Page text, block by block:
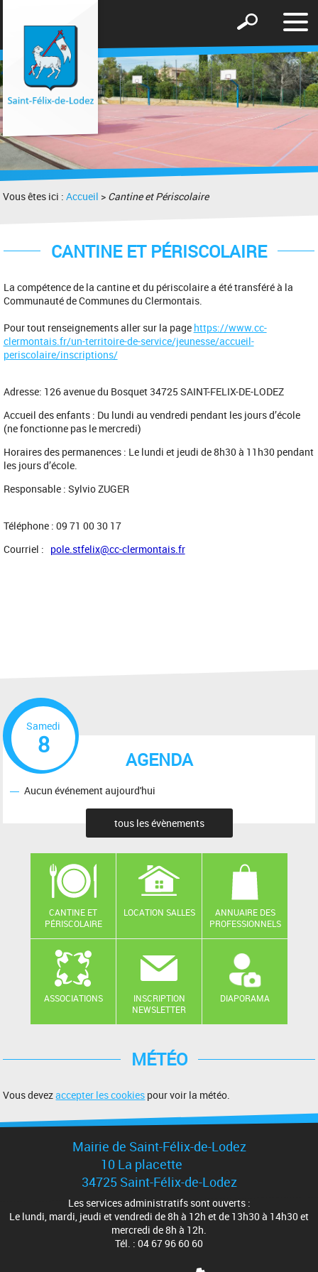
le
Afficher
formulaire
de
recherche
Vous êtes ici :Accueil > Cantine et Périscolaire
CANTINE ET PÉRISCOLAIRE
La compétence de la cantine et du périscolaire a été transféré à la
Communauté de Communes du Clermontais.
Pour tout renseignements aller sur la page https://www.cc-
clermontais.fr/un-territoire-de-service/jeunesse/accueil-
periscolaire/inscriptions/
Adresse: 126 avenue du Bosquet 34725 SAINT-FELIX-DE-LODEZ
Accueil des enfants : Du lundi au vendredi pendant les jours d’école
(ne fonctionne pas le mercredi)
Horaires des permanences : Le lundi et jeudi de 8h30 à 11h30 pendant
les jours d’école.
Responsable : Sylvio ZUGER
Téléphone : 09 71 00 30 17
Courriel : pole.stfelix@cc-clermontais.fr
AGENDA
Samedi
8
Aucun événement aujourd'hui
tous les évènements
CANTINE ET
PÉRISCOLAIRE
LOCATION SALLES
ANNUAIRE DES
PROFESSIONNELS
ASSOCIATIONS
INSCRIPTION
NEWSLETTER
DIAPORAMA
MÉTÉO
Vous devezaccepter les cookies pour voir la météo.
Mairie de Saint-Félix-de-Lodez
10 La placette
34725 Saint-Félix-de-Lodez
Les services administratifs sont ouverts :
Le lundi, mardi, jeudi et vendredi de 8h à 12h et de 13h30 à 14h30 et
mercredi de 8h à 12h.
Tél. : 04 67 96 60 60